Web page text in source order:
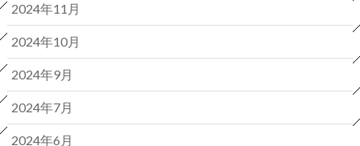
2024年11月
2024年10月
2024年9月
2024年7月
2024年6月